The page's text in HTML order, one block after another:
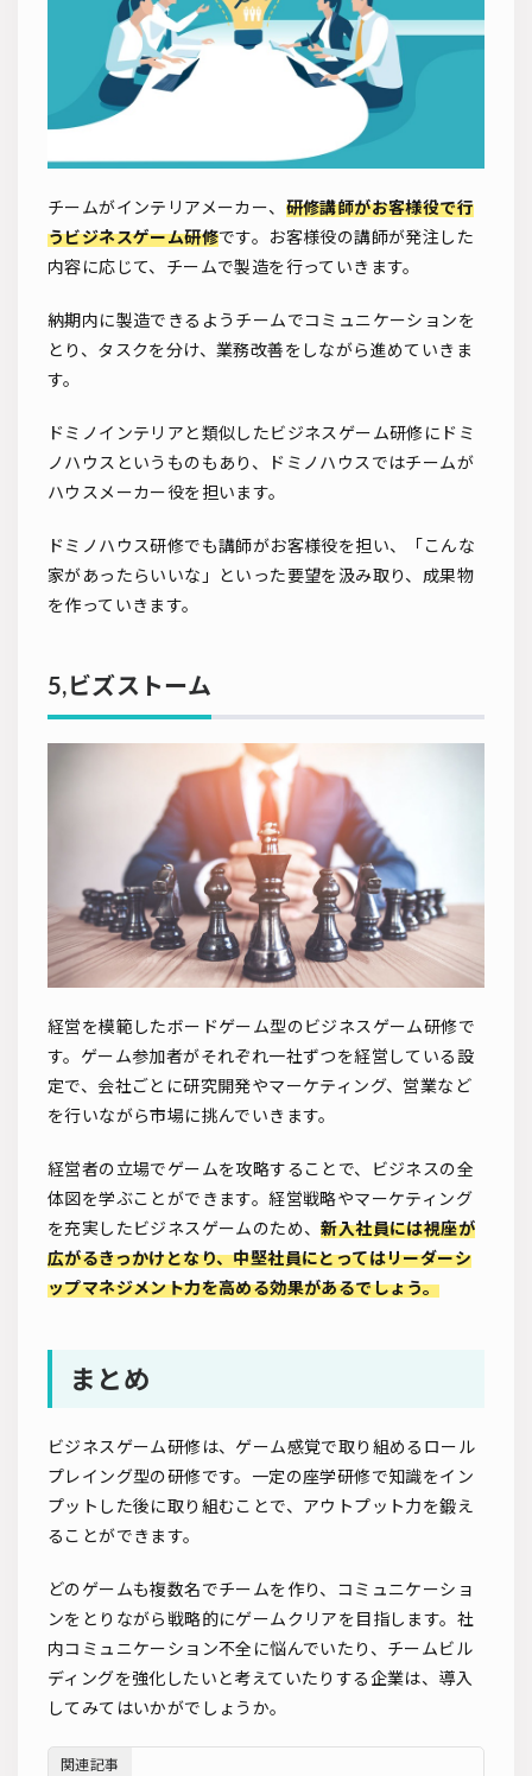
チームがインテリアメーカー、 研修講師がお客様役で行
うビジネスゲーム研修です。お客様役の講師が発注した
内容に応じて、チームで製造を行っていきます。
納期内に製造できるようチームでコミュニケーションを
とり、タスクを分け、業務改善をしながら進めていきま
す。
ドミノインテリアと類似したビジネスゲーム研修にドミ
ノハウスというものもあり、ドミノハウスではチームが
ハウスメーカー役を担います。
ドミノハウス研修でも講師がお客様役を担い、「こんな
家があったらいいな」といった要望を汲み取り、成果物
を作っていきます。
5,ビズストーム
経営を模範したボードゲーム型のビジネスゲーム研修で
す。ゲーム参加者がそれぞれ一社ずつを経営している設
定で、会社ごとに研究開発やマーケティング、営業など
を行いながら市場に挑んでいきます。
経営者の立場でゲームを攻略することで、ビジネスの全
体図を学ぶことができます。経営戦略やマーケティング
を充実したビジネスゲームのため、新入社員には視座が
広がるきっかけとなり、中堅社員にとってはリーダーシ
ップマネジメント力を高める効果があるでしょう。
まとめ
ビジネスゲーム研修は、ゲーム感覚で取り組めるロール
プレイング型の研修です。一定の座学研修で知識をイン
プットした後に取り組むことで、アウトプット力を鍛え
ることができます。
どのゲームも複数名でチームを作り、コミュニケーショ
ンをとりながら戦略的にゲームクリアを目指します。社
内コミュニケーション不全に悩んでいたり、チームビル
ディングを強化したいと考えていたりする企業は、導入
してみてはいかがでしょうか。
関連記事